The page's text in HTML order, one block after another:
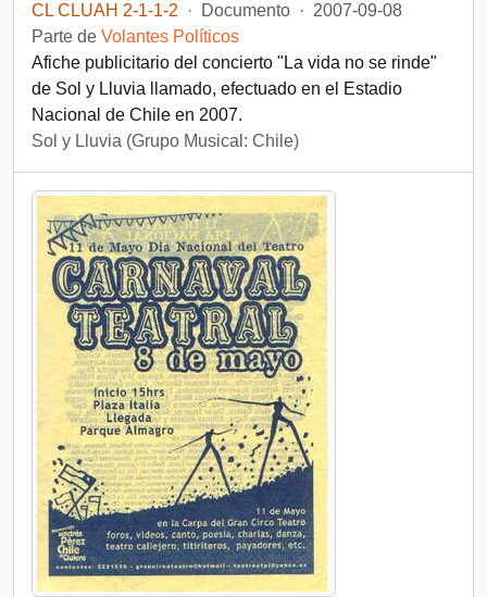
CL CLUAH 2-1-1-2
· Documento · 2007-09-08
Parte de Volantes Políticos
Afiche publicitario del concierto "La vida no se rinde"
de Sol y Lluvia llamado, efectuado en el Estadio
Nacional de Chile en 2007.
Sol y Lluvia (Grupo Musical: Chile)